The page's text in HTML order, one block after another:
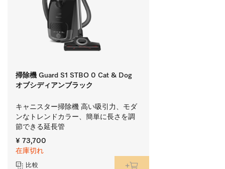
掃除機 Guard S1 STBO 0 Cat & Dog
オブシディアンブラック
キャニスター掃除機 高い吸引力、モダ
ンなトレンドカラー、簡単に長さを調
節できる延長管
¥ 73,700
在庫切れ
比較